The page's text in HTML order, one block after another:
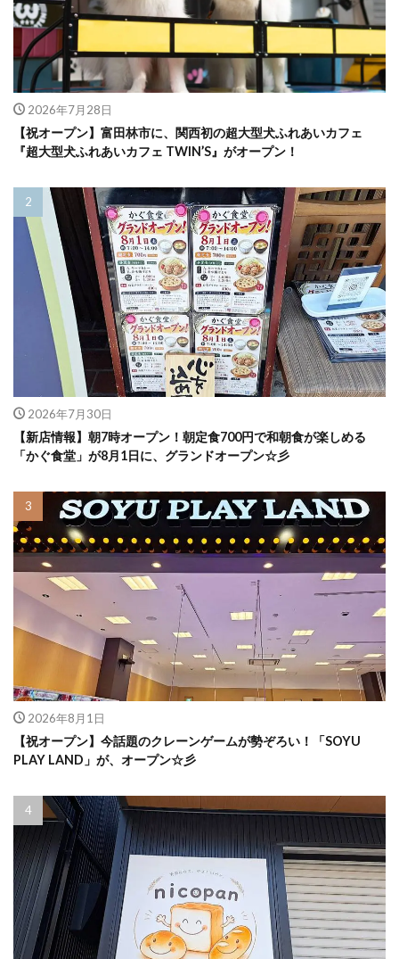
2026年7月28日
【祝オープン】富田林市に、関西初の超大型犬ふれあいカフェ
『超大型犬ふれあいカフェ TWIN’S』がオープン！
2026年7月30日
【新店情報】朝7時オープン！朝定食700円で和朝食が楽しめる
「かぐ食堂」が8月1日に、グランドオープン☆彡
2026年8月1日
【祝オープン】今話題のクレーンゲームが勢ぞろい！「SOYU
PLAY LAND」が、オープン☆彡